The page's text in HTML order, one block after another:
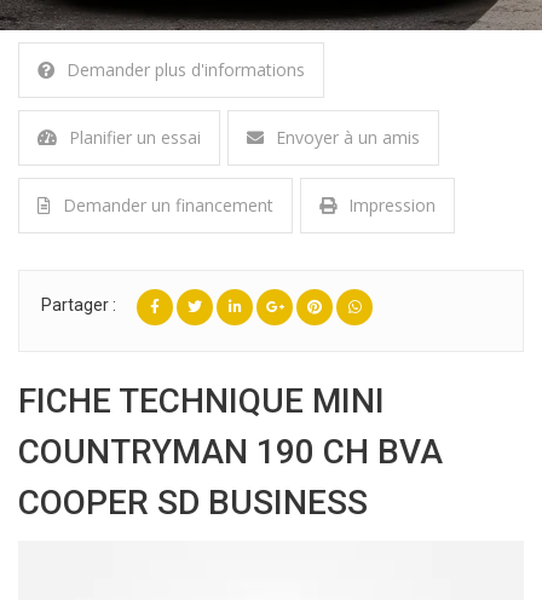
Demander plus d'informations
Planifier un essai Envoyer à un amis
Demander un financement Impression
Partager :
FICHE TECHNIQUE MINI
COUNTRYMAN 190 CH BVA
COOPER SD BUSINESS